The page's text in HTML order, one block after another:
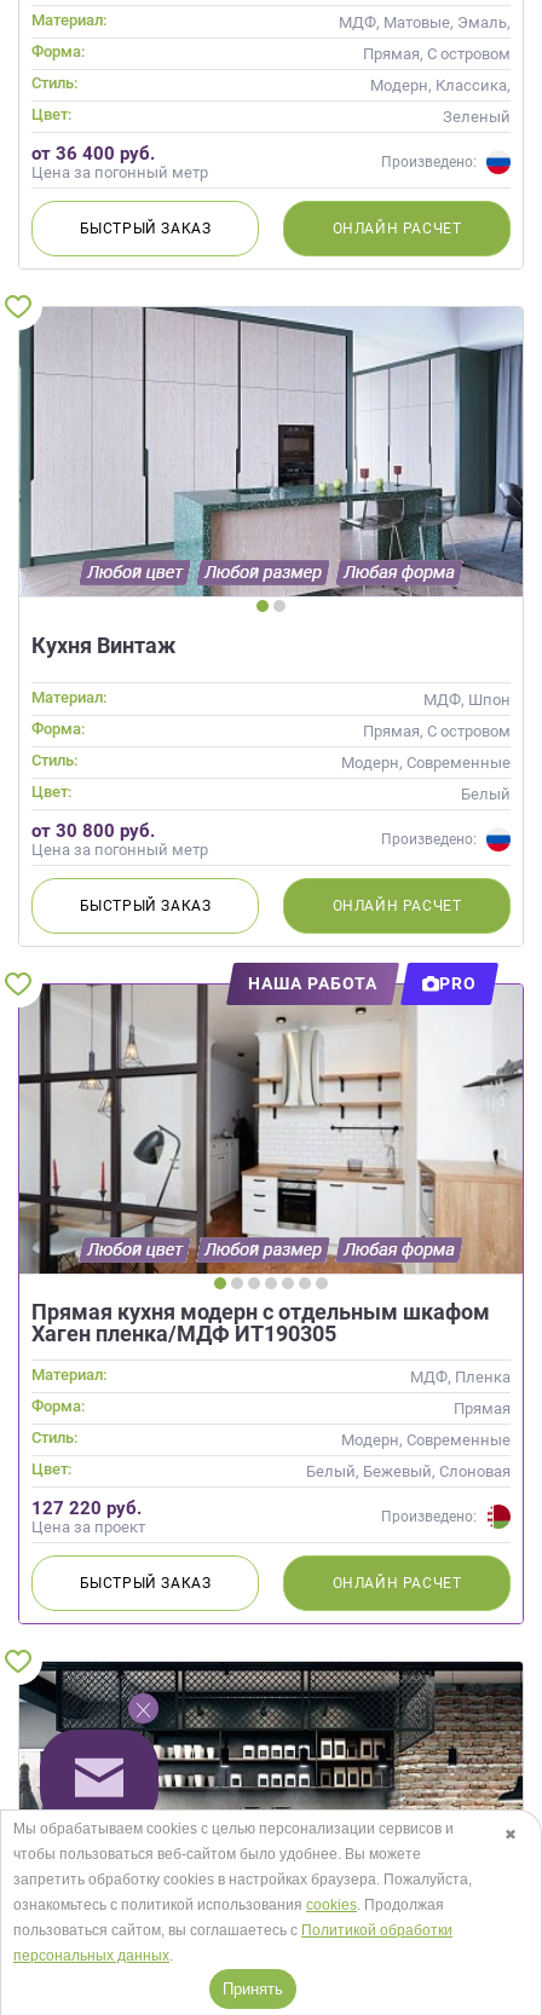
Материал:
МДФ, Матовые, Эмаль,
Глянцевые
Форма:
Прямая, С островом
Стиль:
Модерн, Классика,
Скандинавский, Неоклассика,
Современные
Цвет: Зеленый
от 36 400 руб.
Цена за погонный метр
Произведено:
БЫСТРЫЙЗАКАЗ ОНЛАЙН РАСЧЕТ
Кухня Винтаж
Материал:
МДФ, Шпон
Форма:
Прямая, С островом
Стиль:
Модерн, Современные
Цвет:
Белый
от 30 800 руб.
Цена за погонный метр
Произведено:
БЫСТРЫЙЗАКАЗ ОНЛАЙН РАСЧЕТ
НАША РАБОТА PRO
Прямая кухня модерн с отдельным шкафом
Хаген пленка/МДФ ИТ190305
Материал:
МДФ, Пленка
Форма:
Прямая
Стиль:
Модерн, Современные
Цвет:
Белый, Бежевый, Слоновая
кость
127 220 руб.
Цена за проект
Произведено:
БЫСТРЫЙЗАКАЗ ОНЛАЙН РАСЧЕТ
Кухня Лофт Пламя
✖
Мы обрабатываем cookies с целью персонализации сервисов и
чтобы пользоваться веб-сайтом было удобнее. Вы можете
запретить обработку сookies в настройках браузера. Пожалуйста,
ознакомьтесь с политикой использования cookies. Продолжая
пользоваться сайтом, вы соглашаетесь с Политикой обработки
персональных данных.
Принять